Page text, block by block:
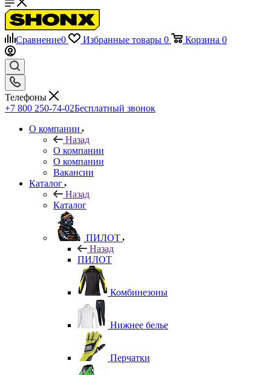
Сравнение0 Избранные товары 0 Корзина 0
Телефоны
+7 800 250-74-02Бесплатный звонок
О компании
Назад
О компании
О компании
Вакансии
Каталог
Назад
Каталог
ПИЛОТ
Назад
ПИЛОТ
Комбинезоны
Нижнее белье
Перчатки